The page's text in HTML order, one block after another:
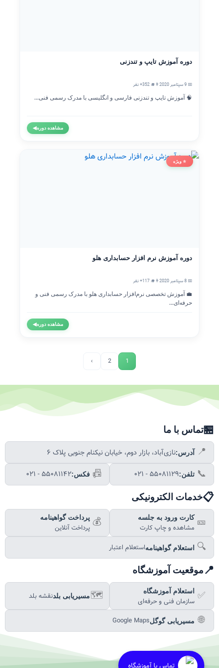
دوره آموزش تایپ و تندزنی
📅 9 سپتامبر 2020
👨‍🎓 352+ نفر
🧠 آموزش تایپ و تندزنی فارسی و انگلیسی با مدرک رسمی فنی...
مشاهده دوره◀
⭐ ویژه
دوره آموزش نرم افزار حسابداری هلو
📅 8 سپتامبر 2020
👨‍🎓 117+ نفر
💼 آموزش تخصصی نرم‌افزار حسابداری هلو با مدرک رسمی فنی و
حرفه‌ای...
مشاهده دوره◀
1
2
›
🏪تماس با ما
📍 آدرس:نازی‌آباد، بازار دوم، خیابان نیکنام جنوبی پلاک ۶
📞 تلفن:۰۲۱ - ۵۵۰۸۱۱۲۹ 📠 فکس:۰۲۱ - ۵۵۰۸۱۱۴۲
📋خدمات الکترونیکی
🎫 کارت ورود به جلسه
مشاهده و چاپ کارت 💰 پرداخت گواهینامه
پرداخت آنلاین
🔍 استعلام گواهینامهاستعلام اعتبار
📍موقعیت آموزشگاه
✅ استعلام آموزشگاه
سازمان فنی و حرفه‌ای 🗺️مسیریابی بلدنقشه بلد
🌐 مسیریابی گوگلGoogle Maps
تماس با آموزشگاه